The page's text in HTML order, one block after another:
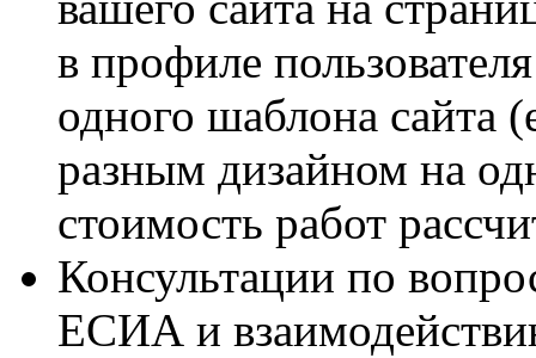
в профиле
одного шаблона сайта
разным дизайном на
стоимость работ
Консультации по
ЕСИА и